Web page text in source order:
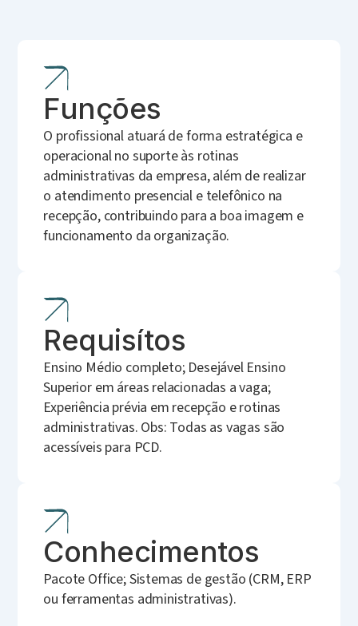
Funções
O profissional atuará de forma estratégica e
operacional no suporte às rotinas
administrativas da empresa, além de realizar
o atendimento presencial e telefônico na
recepção, contribuindo para a boa imagem e
funcionamento da organização.
Requisítos
Ensino Médio completo; Desejável Ensino
Superior em áreas relacionadas a vaga;
Experiência prévia em recepção e rotinas
administrativas. Obs: Todas as vagas são
acessíveis para PCD.
Conhecimentos
Pacote Office; Sistemas de gestão (CRM, ERP
ou ferramentas administrativas).